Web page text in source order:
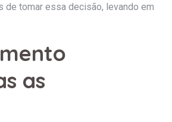
de tomar essa decisão, levando em
as